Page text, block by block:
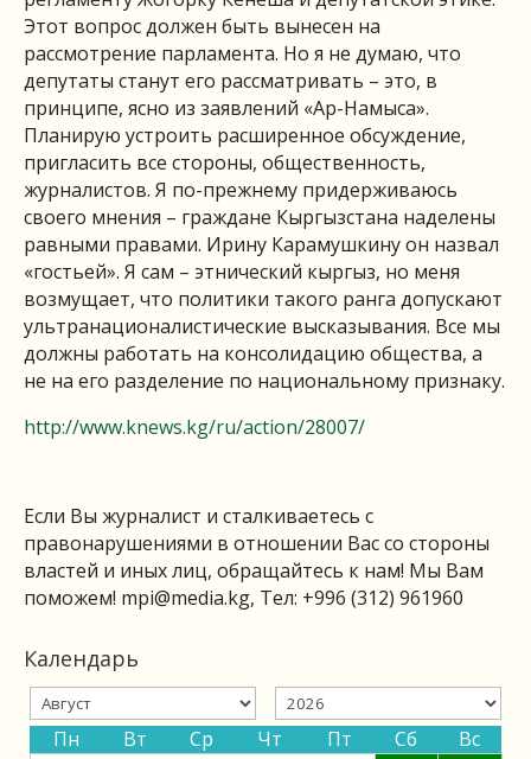
Этот вопрос должен быть вынесен на
рассмотрение парламента. Но я не думаю, что
депутаты станут его рассматривать – это, в
принципе, ясно из заявлений «Ар-Намыса».
Планирую устроить расширенное обсуждение,
пригласить все стороны, общественность,
журналистов. Я по-прежнему придерживаюсь
своего мнения – граждане Кыргызстана наделены
равными правами. Ирину Карамушкину он назвал
«гостьей». Я сам – этнический кыргыз, но меня
возмущает, что политики такого ранга допускают
ультранационалистические высказывания. Все мы
должны работать на консолидацию общества, а
не на его разделение по национальному признаку.
http://www.knews.kg/ru/action/28007/
Если Вы журналист и сталкиваетесь с
правонарушениями в отношении Вас со стороны
властей и иных лиц, обращайтесь к нам! Мы Вам
поможем! mpi@media.kg, Тел: +996 (312) 961960
Календарь
Пн Вт Ср Чт Пт Сб
Вс